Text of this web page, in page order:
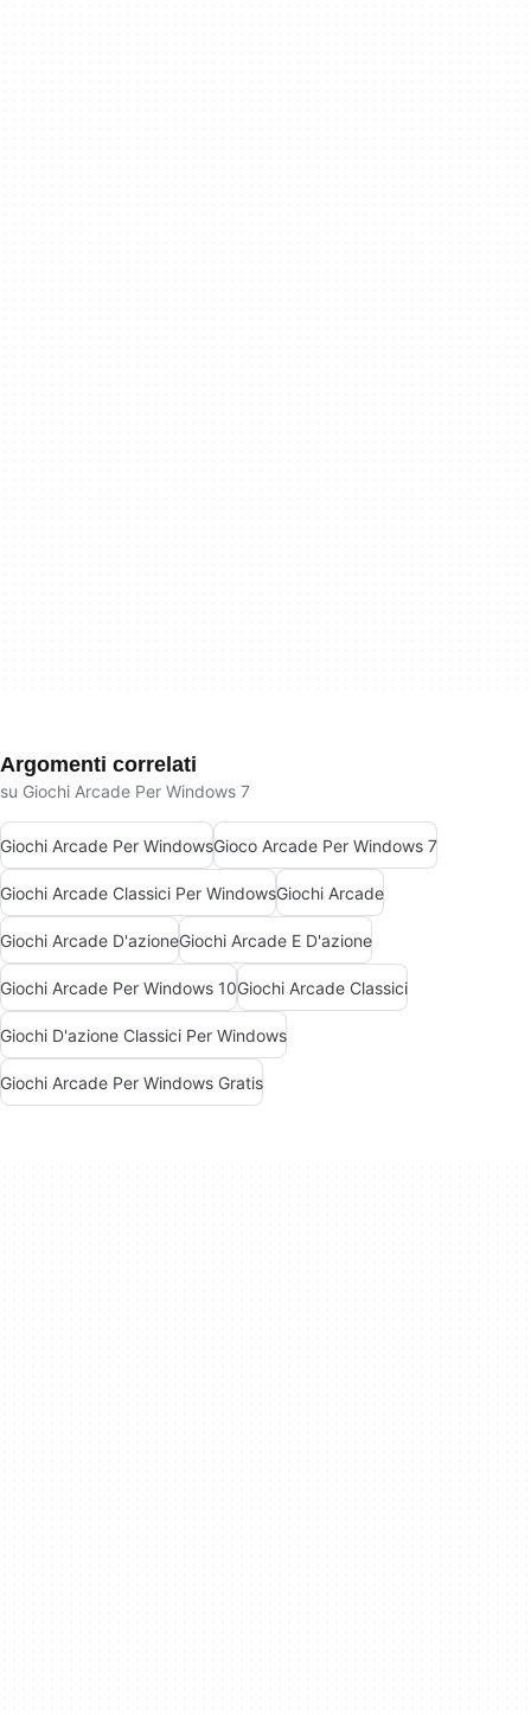
Argomenti correlati
su Giochi Arcade Per Windows 7
Giochi Arcade Per WindowsGioco Arcade Per Windows 7
Giochi Arcade Classici Per WindowsGiochi Arcade
Giochi Arcade D'azioneGiochi Arcade E D'azione
Giochi Arcade Per Windows 10Giochi Arcade Classici
Giochi D'azione Classici Per Windows
Giochi Arcade Per Windows Gratis